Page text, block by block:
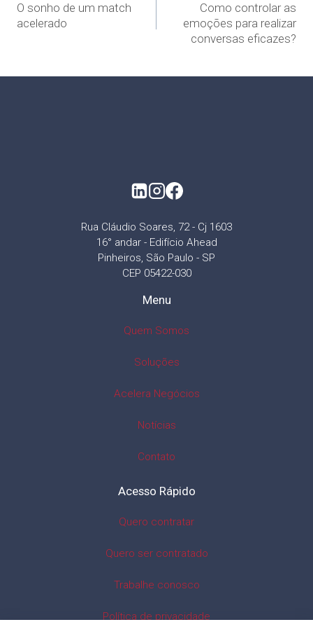
O sonho de um match
acelerado
Como controlar as
emoções para realizar
conversas eficazes?
Rua Cláudio Soares, 72 - Cj 1603
16° andar - Edifício Ahead
Pinheiros, São Paulo - SP
CEP 05422-030
Menu
Quem Somos
Soluções
Acelera Negócios
Notícias
Contato
Acesso Rápido
Quero contratar
Quero ser contratado
Trabalhe conosco
Política de privacidade